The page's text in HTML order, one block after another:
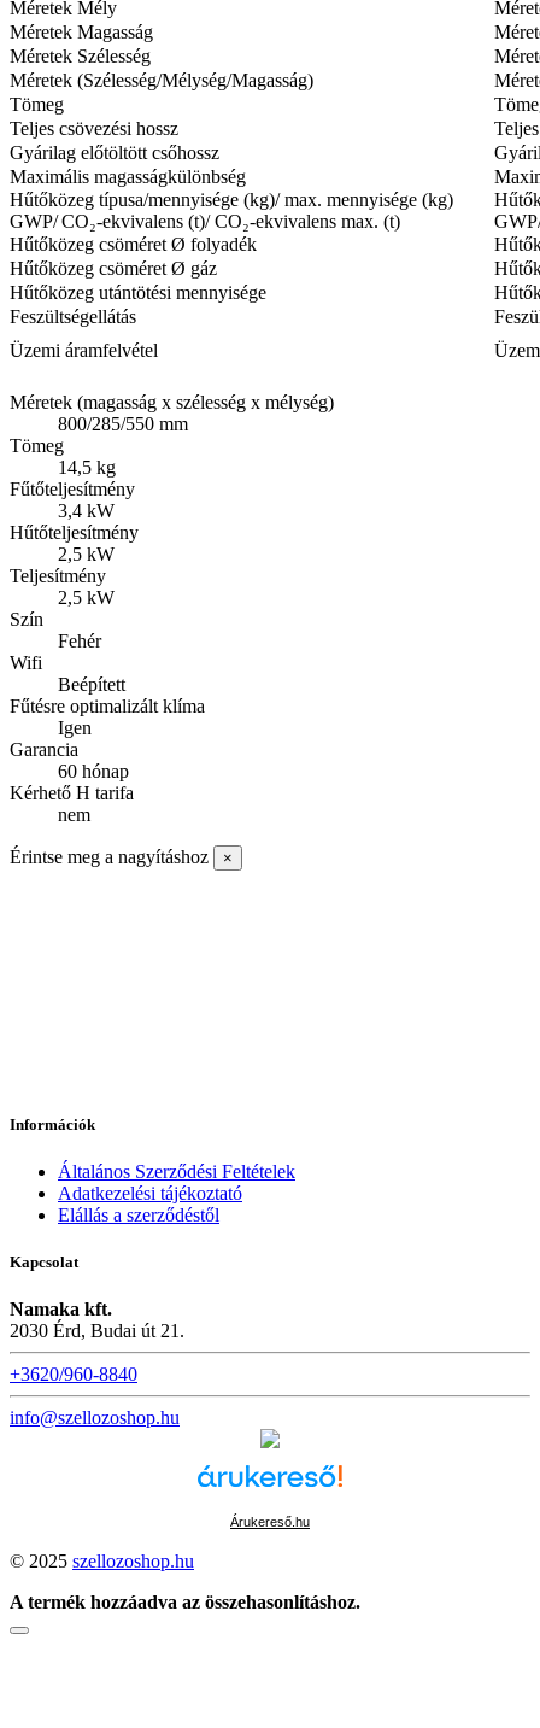
Méretek Mély
Méretek Magasság
Méretek Szélesség
Méretek (Szélesség/Mélység/Magasság)
Tömeg
Teljes csövezési hossz
Gyárilag előtöltött csőhossz
Maximális magasságkülönbség
Hűtőközeg típusa/mennyisége (kg)/ max. mennyisége (kg)
GWP/ CO₂-ekvivalens (t)/ CO₂-ekvivalens max. (t)
Hűtőközeg csöméret Ø folyadék
Hűtőközeg csöméret Ø gáz
Hűtőközeg utántötési mennyisége
Feszültségellátás
Üzemi áramfelvétel
Méretek (magasság x szélesség x mélység)
800/285/550 mm
Tömeg
14,5 kg
Fűtőteljesítmény
3,4 kW
Hűtőteljesítmény
2,5 kW
Teljesítmény
2,5 kW
Szín
Fehér
Wifi
Beépített
Fűtésre optimalizált klíma
Igen
Garancia
60 hónap
Kérhető H tarifa
nem
Érintse meg a nagyításhoz ×
Információk
Általános Szerződési Feltételek
Adatkezelési tájékoztató
Elállás a szerződéstől
Kapcsolat
Namaka kft.
2030 Érd, Budai út 21.
+3620/960-8840
info@szellozoshop.hu
Árukereső.hu
© 2025 szellozoshop.hu
A termék hozzáadva az összehasonlításhoz.